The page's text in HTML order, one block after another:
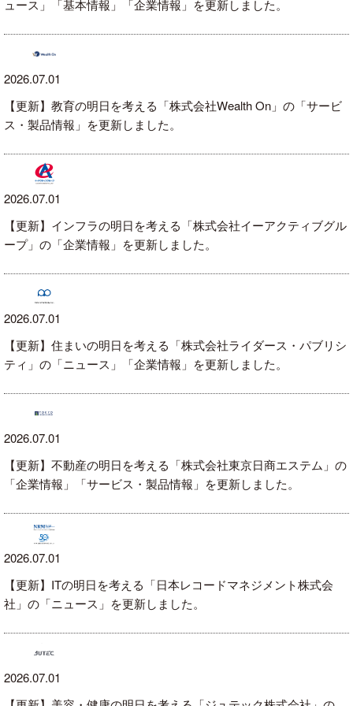
ュース」「基本情報」「企業情報」を更新しました。
2026.07.01
【更新】教育の明日を考える「株式会社Wealth On」の「サービ
ス・製品情報」を更新しました。
2026.07.01
【更新】インフラの明日を考える「株式会社イーアクティブグル
ープ」の「企業情報」を更新しました。
2026.07.01
【更新】住まいの明日を考える「株式会社ライダース・パブリシ
ティ」の「ニュース」「企業情報」を更新しました。
2026.07.01
【更新】不動産の明日を考える「株式会社東京日商エステム」の
「企業情報」「サービス・製品情報」を更新しました。
2026.07.01
【更新】ITの明日を考える「日本レコードマネジメント株式会
社」の「ニュース」を更新しました。
2026.07.01